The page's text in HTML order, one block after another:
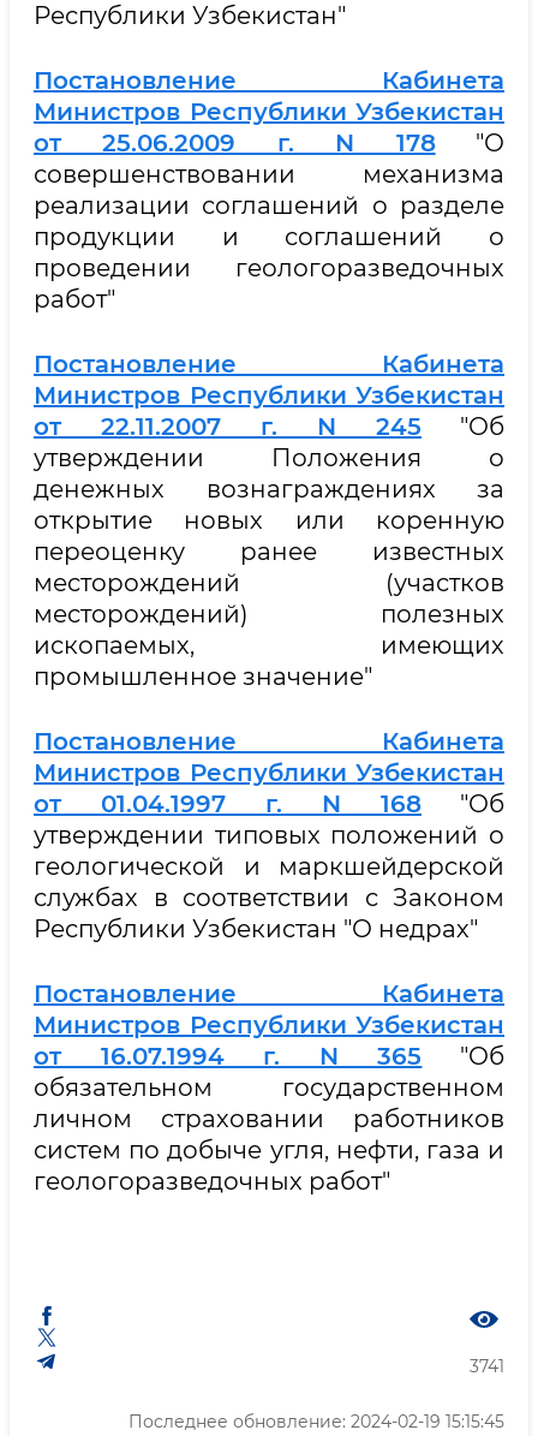
Республики Узбекистан"
Постановление Кабинета
Министров Республики Узбекистан
от 25.06.2009 г. N 178"О
совершенствовании механизма
реализации соглашений о разделе
продукции и соглашений о
проведении геологоразведочных
работ"
Постановление Кабинета
Министров Республики Узбекистан
от 22.11.2007 г. N 245 "Об
утверждении Положения о
денежных вознаграждениях за
открытие новых или коренную
переоценку ранее известных
месторождений (участков
месторождений) полезных
ископаемых, имеющих
промышленное значение"
Постановление Кабинета
Министров Республики Узбекистан
от 01.04.1997 г. N 168 "Об
утверждении типовых положений о
геологической и маркшейдерской
службах в соответствии с Законом
Республики Узбекистан "О недрах"
Постановление Кабинета
Министров Республики Узбекистан
от 16.07.1994 г. N 365 "Об
обязательном государственном
личном страховании работников
систем по добыче угля, нефти, газа и
геологоразведочных работ"
3741
Последнее обновление: 2024-02-19 15:15:45